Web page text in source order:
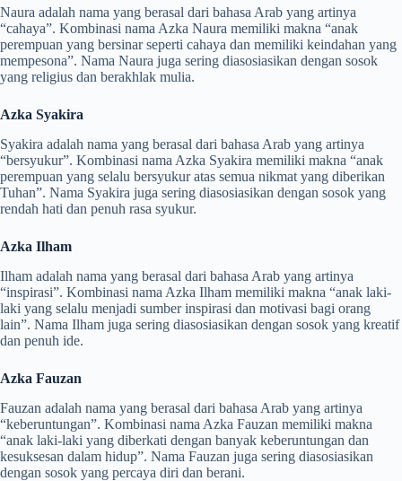
Naura adalah nama yang berasal dari bahasa Arab yang artinya
“cahaya”. Kombinasi nama Azka Naura memiliki makna “anak
perempuan yang bersinar seperti cahaya dan memiliki keindahan yang
mempesona”. Nama Naura juga sering diasosiasikan dengan sosok
yang religius dan berakhlak mulia.
Azka Syakira
Syakira adalah nama yang berasal dari bahasa Arab yang artinya
“bersyukur”. Kombinasi nama Azka Syakira memiliki makna “anak
perempuan yang selalu bersyukur atas semua nikmat yang diberikan
Tuhan”. Nama Syakira juga sering diasosiasikan dengan sosok yang
rendah hati dan penuh rasa syukur.
Azka Ilham
Ilham adalah nama yang berasal dari bahasa Arab yang artinya
“inspirasi”. Kombinasi nama Azka Ilham memiliki makna “anak laki-
laki yang selalu menjadi sumber inspirasi dan motivasi bagi orang
lain”. Nama Ilham juga sering diasosiasikan dengan sosok yang kreatif
dan penuh ide.
Azka Fauzan
Fauzan adalah nama yang berasal dari bahasa Arab yang artinya
“keberuntungan”. Kombinasi nama Azka Fauzan memiliki makna
“anak laki-laki yang diberkati dengan banyak keberuntungan dan
kesuksesan dalam hidup”. Nama Fauzan juga sering diasosiasikan
dengan sosok yang percaya diri dan berani.